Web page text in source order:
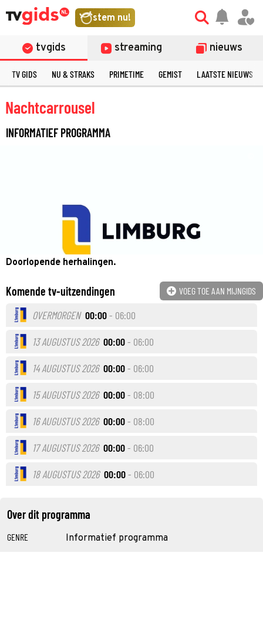
stem nu!
tvgids streaming nieuws
TV GIDS NU & STRAKS PRIMETIME GEMIST LAATSTE NIEUWS
Nachtcarrousel
INFORMATIEF PROGRAMMA
Doorlopende herhalingen.
Komende tv-uitzendingen VOEG TOE AAN MIJNGIDS
OVERMORGEN 00:00- 06:00
13 AUGUSTUS 2026 00:00- 06:00
14 AUGUSTUS 2026 00:00- 06:00
15 AUGUSTUS 2026 00:00- 08:00
16 AUGUSTUS 2026 00:00- 08:00
17 AUGUSTUS 2026 00:00- 06:00
18 AUGUSTUS 2026 00:00- 06:00
Over dit programma
GENRE Informatief programma